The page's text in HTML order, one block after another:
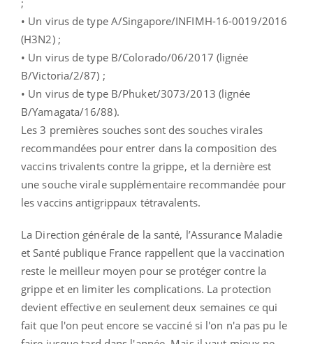
;
• Un virus de type A/Singapore/INFIMH-16-0019/2016
(H3N2) ;
• Un virus de type B/Colorado/06/2017 (lignée
B/Victoria/2/87) ;
• Un virus de type B/Phuket/3073/2013 (lignée
B/Yamagata/16/88).
Les 3 premières souches sont des souches virales
recommandées pour entrer dans la composition des
vaccins trivalents contre la grippe, et la dernière est
une souche virale supplémentaire recommandée pour
les vaccins antigrippaux tétravalents.
La Direction générale de la santé, l’Assurance Maladie
et Santé publique France rappellent que la vaccination
reste le meilleur moyen pour se protéger contre la
grippe et en limiter les complications. La protection
devient effective en seulement deux semaines ce qui
fait que l'on peut encore se vacciné si l'on n'a pas pu le